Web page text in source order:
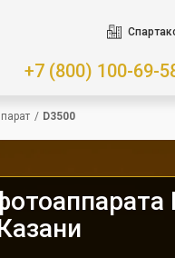
+7 (800) 100-69-
/ D3500